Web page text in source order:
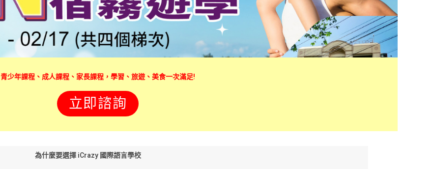
青少年課程、成人課程、家長課程，學習、旅遊、美食一次滿足!
立即諮詢
為什麼要選擇 iCrazy 國際語言學校